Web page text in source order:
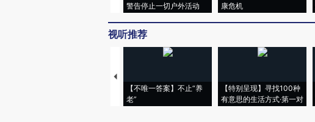
警告停止一切户外活动
康危机
视听推荐
【不唯一答案】不止“养
老”
【特别呈现】寻找100种
有意思的生活方式·第一对